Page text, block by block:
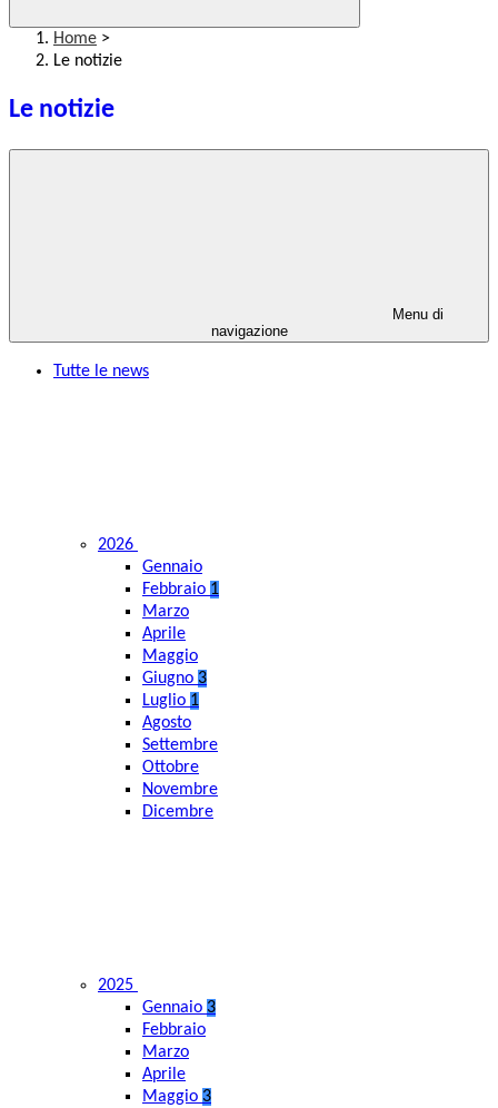
Home >
Le notizie
Le notizie
Menu di
navigazione
Tutte le news
2026
Gennaio
Febbraio 1
Marzo
Aprile
Maggio
Giugno 3
Luglio 1
Agosto
Settembre
Ottobre
Novembre
Dicembre
2025
Gennaio 3
Febbraio
Marzo
Aprile
Maggio 3